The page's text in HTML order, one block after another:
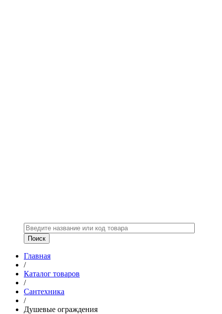
Главная
/
Каталог товаров
/
Сантехника
/
Душевые ограждения